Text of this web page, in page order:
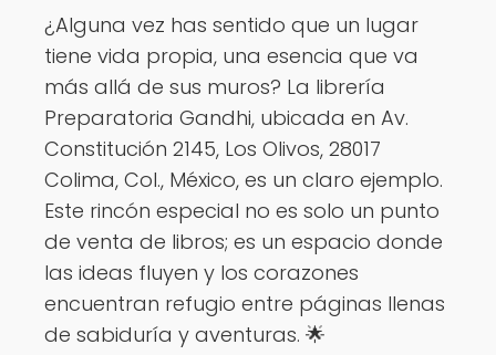
¿Alguna vez has sentido que un lugar
tiene vida propia, una esencia que va
más allá de sus muros? La librería
Preparatoria Gandhi, ubicada en Av.
Constitución 2145, Los Olivos, 28017
Colima, Col., México, es un claro ejemplo.
Este rincón especial no es solo un punto
de venta de libros; es un espacio donde
las ideas fluyen y los corazones
encuentran refugio entre páginas llenas
de sabiduría y aventuras. 🌟